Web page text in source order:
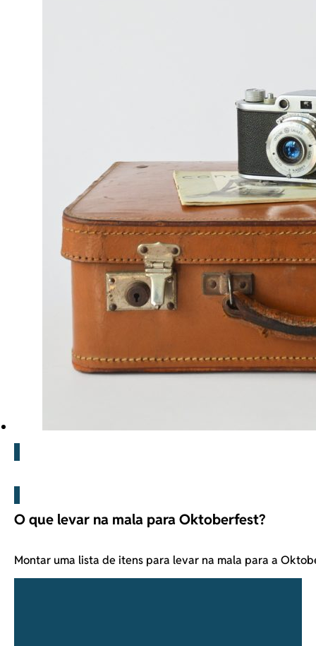
O que levar na mala para Oktoberfest?
Montar uma lista de itens para levar na mala para a